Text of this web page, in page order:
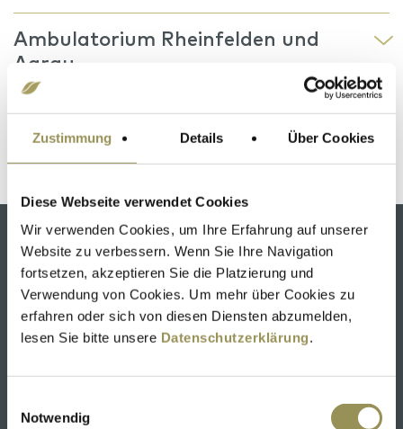
Zustimmung Details Über Cookies
Diese Webseite verwendet Cookies
Wir verwenden Cookies, um Ihre Erfahrung auf unserer
Website zu verbessern. Wenn Sie Ihre Navigation
fortsetzen, akzeptieren Sie die Platzierung und
Verwendung von Cookies. Um mehr über Cookies zu
erfahren oder sich von diesen Diensten abzumelden,
lesen Sie bitte unsere Datenschutzerklärung.
Notwendig
Ambulatorium Rheinfelden und
Aarau
Umsatz Schützen Rheinfelden AG
KLINIK SCHÜTZEN RHEINFELDEN
Bahnhofstrasse 19
4310 Rheinfelden
T 061 836 26 26